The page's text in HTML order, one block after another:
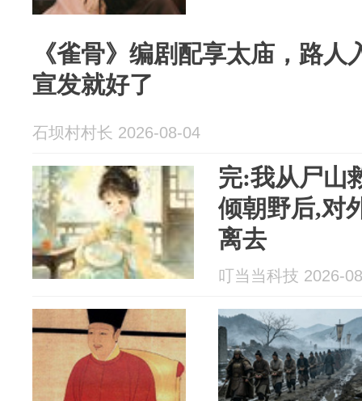
《雀骨》编剧配享太庙，路
宣发就好了
石坝村村长 2026-08-04
完:我从尸山
倾朝野后,对
离去
叮当当科技 2026-